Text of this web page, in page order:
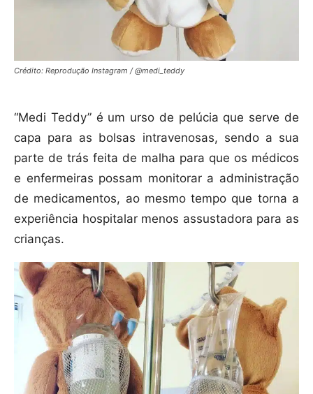
Crédito: Reprodução Instagram / @medi_teddy
“Medi Teddy” é um urso de pelúcia que serve de
capa para as bolsas intravenosas, sendo a sua
parte de trás feita de malha para que os médicos
e enfermeiras possam monitorar a administração
de medicamentos, ao mesmo tempo que torna a
experiência hospitalar menos assustadora para as
crianças.